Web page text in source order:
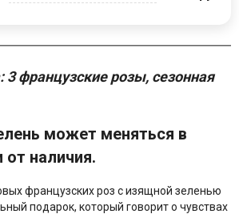
3 французские розы, сезонная
может меняться в
от наличия.
французских роз с изящной зеленью
подарок, который говорит о чувствах